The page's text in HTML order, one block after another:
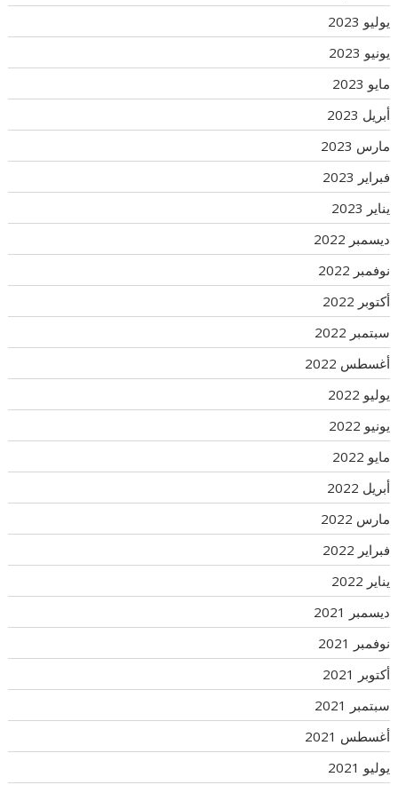
يوليو 2023
يونيو 2023
مايو 2023
أبريل 2023
مارس 2023
فبراير 2023
يناير 2023
ديسمبر 2022
نوفمبر 2022
أكتوبر 2022
سبتمبر 2022
أغسطس 2022
يوليو 2022
يونيو 2022
مايو 2022
أبريل 2022
مارس 2022
فبراير 2022
يناير 2022
ديسمبر 2021
نوفمبر 2021
أكتوبر 2021
سبتمبر 2021
أغسطس 2021
يوليو 2021